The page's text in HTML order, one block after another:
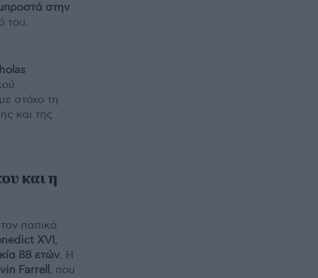
στην
του.
στόχο τη
και της
και η
παπικό
XVI ,
88 ετών. Η
Farrell , που